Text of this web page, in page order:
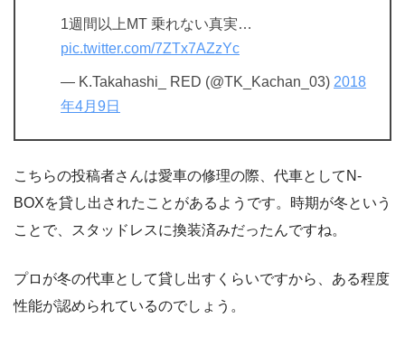
1週間以上MT 乗れない真実…
pic.twitter.com/7ZTx7AZzYc
— K.Takahashi_ RED (@TK_Kachan_03) 2018
年4月9日
こちらの投稿者さんは愛車の修理の際、代車としてN-
BOXを貸し出されたことがあるようです。時期が冬という
ことで、スタッドレスに換装済みだったんですね。
プロが冬の代車として貸し出すくらいですから、ある程度
性能が認められているのでしょう。